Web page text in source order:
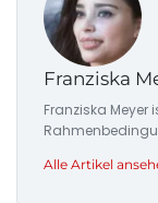
Franziska
Franziska
Alle Artikel